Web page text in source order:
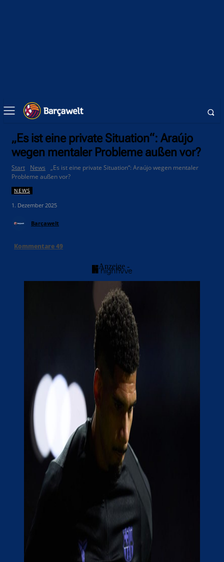
„Es ist eine private Situation“: Araújo
wegen mentaler Probleme außen vor?
Start News
„Es ist eine private Situation“: Araújo wegen mentaler
Probleme außen vor?
NEWS
1. Dezember 2025
Barçawelt
Kommentare49
- Anzeige -